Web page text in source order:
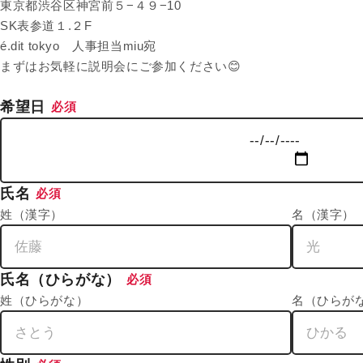
東京都渋谷区神宮前５−４９−10
SK表参道１.２F
é.dit tokyo 人事担当miu宛
まずはお気軽に説明会にご参加ください😊
希望日 必須
氏名 必須
姓（漢字） 名（漢字）
氏名（ひらがな） 必須
姓（ひらがな） 名（ひらが